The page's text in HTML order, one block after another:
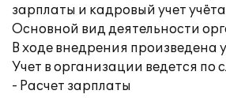
зарплаты и кадровый учет
Основной вид деятельности
В ходе внедрения произведена
Учет в организации ведется по
- Расчет зарплаты